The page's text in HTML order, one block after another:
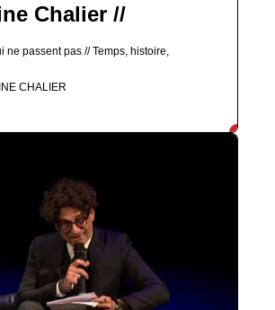
Chalier //
ne passent pas // Temps, histoire,
CHALIER